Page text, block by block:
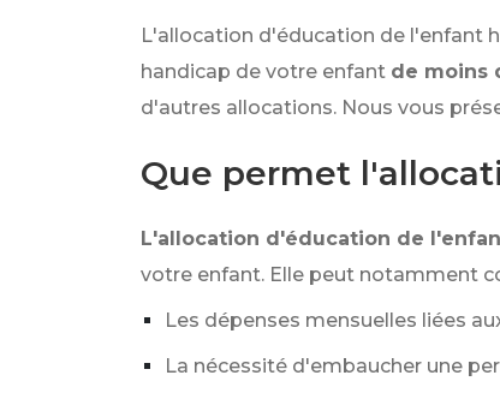
L'allocation d'éducation de l'enfant
handicap de votre enfant de moins
d'autres allocations. Nous vous
Que permet
L'allocation d'éducation de
votre enfant. Elle peut notamment
Les dépenses mensuelles liées
La nécessité d'embaucher une